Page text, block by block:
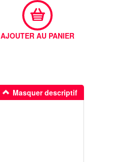
AJOUTER AU PANIER
Masquer descriptif